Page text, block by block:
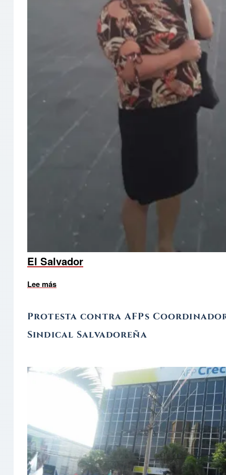
El Salvador
Lee más
Protesta contra AFPs
Sindical Salvadoreña